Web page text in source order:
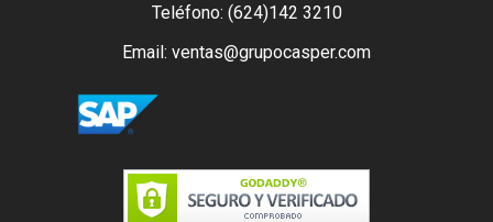
Teléfono: (624)142 3210
Email: ventas@grupocasper.com